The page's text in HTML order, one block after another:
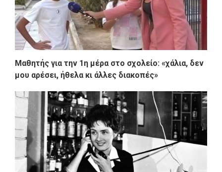
Μαθητής για την 1η μέρα στο σχολείο: «χάλια, δεν
μου αρέσει, ήθελα κι άλλες διακοπές»